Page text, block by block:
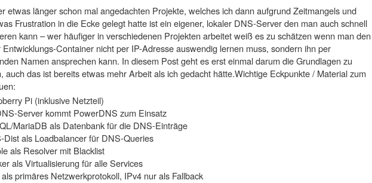
etwas länger schon mal angedachten Projekte, welches ich dann aufgrund Zeitmangels und
Frustration in die Ecke gelegt hatte ist ein eigener, lokaler DNS-Server den man auch schnell
kann – wer häufiger in verschiedenen Projekten arbeitet weiß es zu schätzen wenn man den
Entwicklungs-Container nicht per IP-Adresse auswendig lernen muss, sondern ihn per
Namen ansprechen kann. In diesem Post geht es erst einmal darum die Grundlagen zu
auch das ist bereits etwas mehr Arbeit als ich gedacht hätte.Wichtige Eckpunkte / Material zum
Pi (inklusive Netzteil)
Server kommt PowerDNS zum Einsatz
MariaDB als Datenbank für die DNS-Einträge
Dist als Loadbalancer für DNS-Queries
als Resolver mit Blacklist
als Virtualisierung für alle Services
primäres Netzwerkprotokoll, IPv4 nur als Fallback